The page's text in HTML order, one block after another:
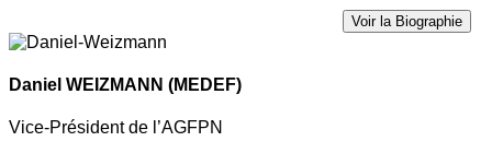
Voir la Biographie
Daniel WEIZMANN (MEDEF)
Vice-Président de l’AGFPN